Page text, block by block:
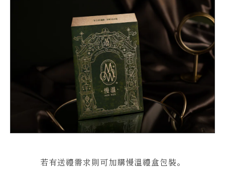
若有送禮需求則可加購慢溫禮盒包裝。